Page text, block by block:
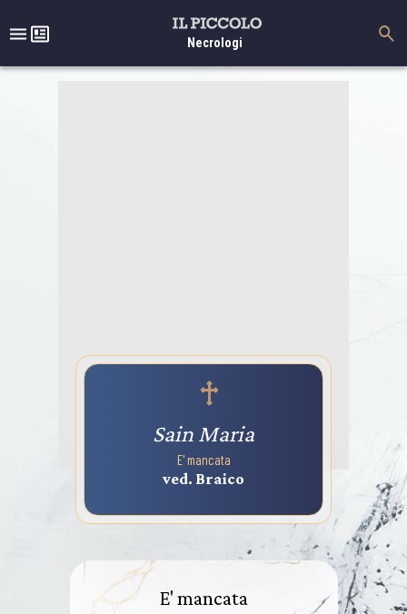
Necrologi
Sain Maria
E' mancata
ved. Braico
E' mancata